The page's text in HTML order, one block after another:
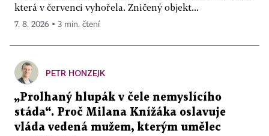
která v červenci vyhořela. Zničený objekt...
7. 8. 2026 ▪ 3 min. čtení
PETR HONZEJK
„Prolhaný hlupák v čele nemyslícího
stáda“. Proč Milana Knížáka oslavuje
vláda vedená mužem, kterým umělec